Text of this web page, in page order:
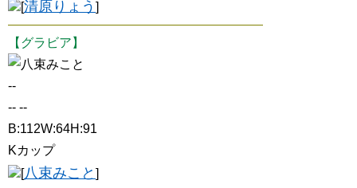
[清原りょう ]
【グラビア】
八束みこと
--
-- --
B:112W:64H:91
Kカップ
[八束みこと ]